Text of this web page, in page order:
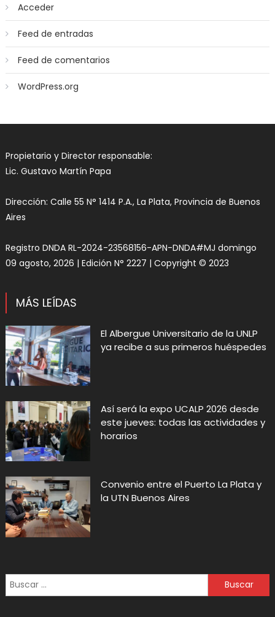
Acceder
Feed de entradas
Feed de comentarios
WordPress.org
Propietario y Director responsable:
Lic. Gustavo Martín Papa
Dirección: Calle 55 N° 1414 P.A., La Plata, Provincia de Buenos
Aires
Registro DNDA RL-2024-23568156-APN-DNDA#MJ domingo
09 agosto, 2026 | Edición N° 2227 | Copyright © 2023
MÁS LEÍDAS
El Albergue Universitario de la UNLP
ya recibe a sus primeros huéspedes
Así será la expo UCALP 2026 desde
este jueves: todas las actividades y
horarios
Convenio entre el Puerto La Plata y
la UTN Buenos Aires